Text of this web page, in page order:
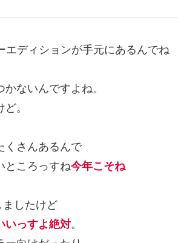
エディションが手元にあるんでね
ないんですよね。
。
くさんあるんで
ところっすね今年こそね
したけど
いっすよ絶対。